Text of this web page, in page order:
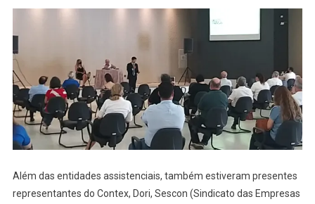
Além das entidades assistenciais, também estiveram presentes
representantes do Contex, Dori, Sescon (Sindicato das Empresas